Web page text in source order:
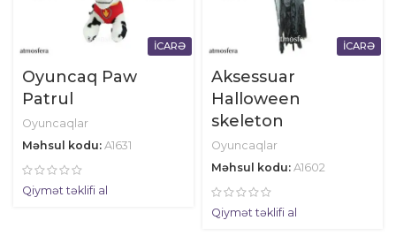
İCARƏ
Oyuncaq Paw
Patrul
Oyuncaqlar
Məhsul kodu: A1631
Qiymət təklifi al
İCARƏ
Aksessuar
Halloween
skeleton
Oyuncaqlar
Məhsul kodu: A1602
Qiymət təklifi al